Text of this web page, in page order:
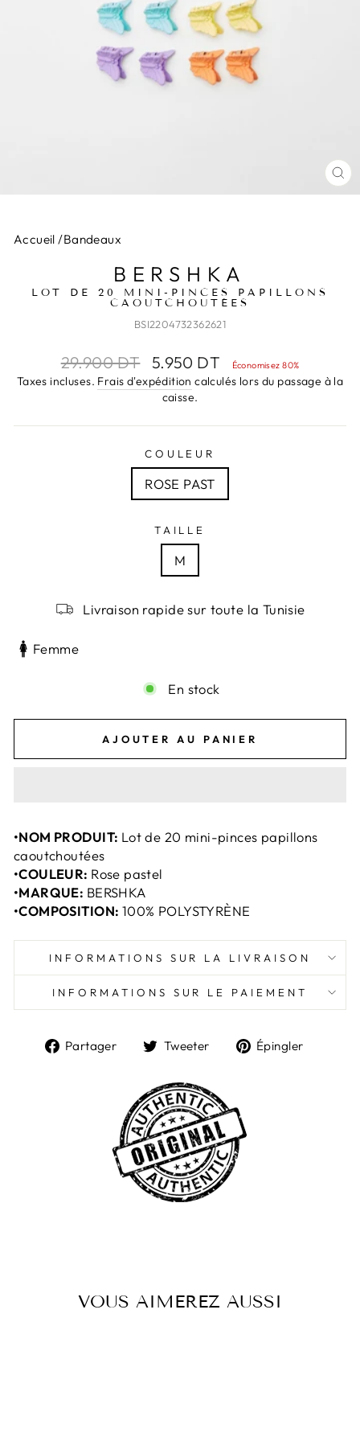
Accueil /Bandeaux
BERSHKA
LOT DE 20 MINI-PINCES PAPILLONS
CAOUTCHOUTÉES
BSI2204732362621
Prix
régulier
29.900 DT
Prix
réduit
5.950 DT Économisez 80%
Taxes incluses. Frais d'expédition calculés lors du passage à la
caisse.
COULEUR
ROSE PAST
TAILLE
M
Livraison rapide sur toute la Tunisie
Femme
En stock
AJOUTER AU PANIER
•NOM PRODUIT: Lot de 20 mini-pinces papillons
caoutchoutées
•COULEUR: Rose pastel
•MARQUE: BERSHKA
•COMPOSITION: 100% POLYSTYRÈNE
INFORMATIONS SUR LA LIVRAISON
INFORMATIONS SUR LE PAIEMENT
Partager
Partager
Facebook
Tweeter
TweeterÉpingler
VOUS AIMEREZ AUSSI